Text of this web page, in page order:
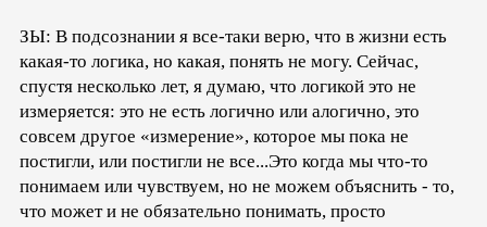
ЗЫ: В подсознании я все-таки верю, что в жизни есть
какая-то логика, но какая, понять не могу. Сейчас,
спустя несколько лет, я думаю, что логикой это не
измеряется: это не есть логично или алогично, это
совсем другое «измерение», которое мы пока не
постигли, или постигли не все...Это когда мы что-то
понимаем или чувствуем, но не можем объяснить - то,
что может и не обязательно понимать, просто